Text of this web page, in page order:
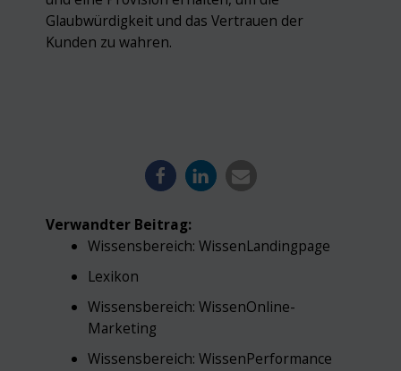
Glaubwürdigkeit und das Vertrauen der
Kunden zu wahren.
Verwandter Beitrag:
Wissensbereich: WissenLandingpage
Lexikon
Wissensbereich: WissenOnline-
Marketing
Wissensbereich: WissenPerformance